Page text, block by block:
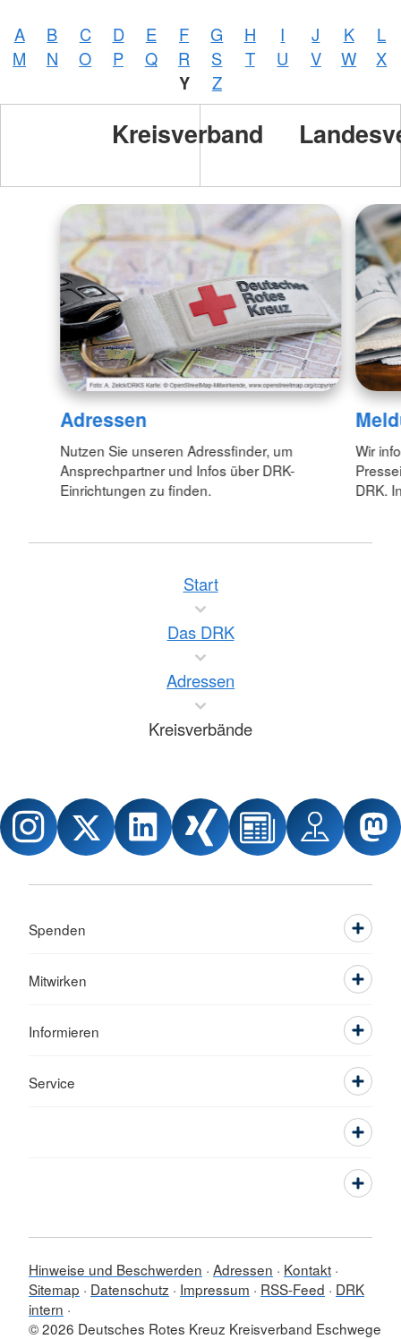
A B C D E F G H I J K
L
M
N O P Q R S T U V W X
Y Z
Kreisverband
Adressen
Nutzen Sie unseren Adressfinder, um
Ansprechpartner und Infos über DRK-
Einrichtungen zu finden.
Wir
DRK.
Start
Das DRK
Adressen
Kreisverbände
Spenden
Mitwirken
Informieren
Service
Hinweise und Beschwerden Adressen
Kontakt
Sitemap
Datenschutz Impressum RSS-Feed
DRK
intern
© 2026 Deutsches Rotes Kreuz Kreisverband Eschwege